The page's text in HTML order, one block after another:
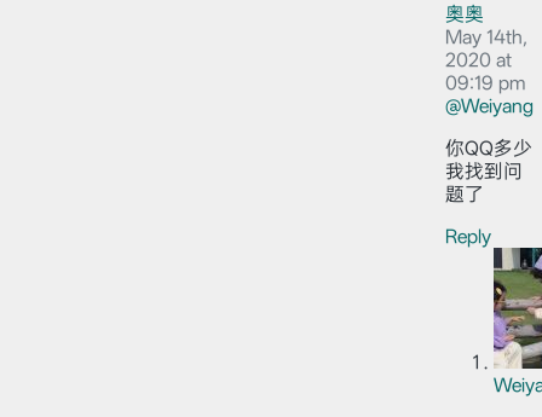
奥奥
May 14th,
2020 at
09:19 pm
@Weiyang
你QQ多少
我找到问
题了
Reply